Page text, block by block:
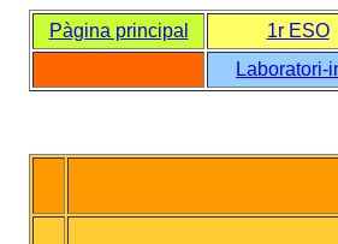
Pàgina principal 1r ESO
Laboratori-